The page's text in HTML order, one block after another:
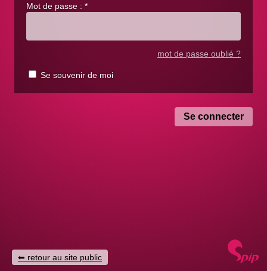
Mot de passe : *
mot de passe oublié ?
Se souvenir de moi
retour au site public